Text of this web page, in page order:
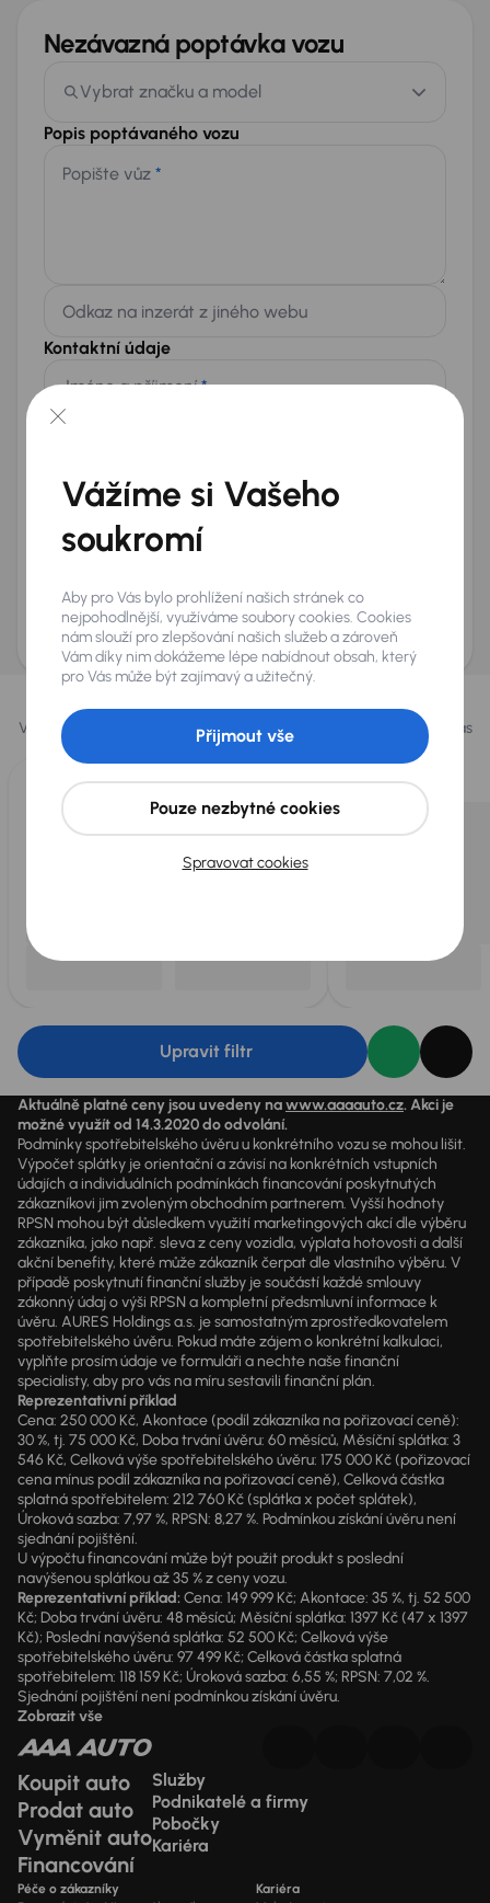
Nezávazná poptávka vozu
Vybrat značku a model
Popis poptávaného vozu
Popište vůz *
Odkaz na inzerát z jiného webu
Kontaktní údaje
Jméno a příjmení*
+420
E-mail*
Přeji si dostávat informace o atraktivních slevových
nabídkách
AURES Holdings a.s., se sídlem Dopraváků 874/15, Čimice, 184 00 Praha 8 bude
uchovávat a zpracovávat vaše osobní údaje v souladu se zásadami ochrany a
zpracováníosobních údajů.
Vybrali jsme pro vás
Vybíráme pro vás ty nejlepší vozy
z naší nabídky. Každý den pro vás
vykoupíme až 400 vozů
Upravit filtr
Aktuálně platné ceny jsou uvedeny nawww.aaaauto.cz. Akci je
možné využít od 14.3.2020 do odvolání.
Podmínky spotřebitelského úvěru u konkrétního vozu se mohou lišit.
Výpočet splátky je orientační a závisí na konkrétních vstupních
údajích a individuálních podmínkách financování poskytnutých
zákazníkovi jim zvoleným obchodním partnerem. Vyšší hodnoty
RPSN mohou být důsledkem využití marketingových akcí dle výběru
zákazníka, jako např. sleva z ceny vozidla, výplata hotovosti a další
akční benefity, které může zákazník čerpat dle vlastního výběru. V
případě poskytnutí finanční služby je součástí každé smlouvy
zákonný údaj o výši RPSN a kompletní předsmluvní informace k
úvěru. AURES Holdings a.s. je samostatným zprostředkovatelem
spotřebitelského úvěru. Pokud máte zájem o konkrétní kalkulaci,
vyplňte prosím údaje ve formuláři a nechte naše finanční
specialisty, aby pro vás na míru sestavili finanční plán.
Reprezentativní příklad
Cena: 250 000 Kč, Akontace (podíl zákazníka na pořizovací ceně):
30 %, tj. 75 000 Kč, Doba trvání úvěru: 60 měsíců, Měsíční splátka: 3
546 Kč, Celková výše spotřebitelského úvěru: 175 000 Kč (pořizovací
cena mínus podíl zákazníka na pořizovací ceně), Celková částka
splatná spotřebitelem: 212 760 Kč (splátka x počet splátek),
Úroková sazba: 7,97 %, RPSN: 8,27 %. Podmínkou získání úvěru není
sjednání pojištění.
U výpočtu financování může být použit produkt s poslední
navýšenou splátkou až 35 % z ceny vozu.
Reprezentativní příklad:Cena: 149 999 Kč; Akontace: 35 %, tj. 52 500
Kč; Doba trvání úvěru: 48 měsíců; Měsíční splátka: 1397 Kč (47 x 1397
Kč); Poslední navýšená splátka: 52 500 Kč; Celková výše
spotřebitelského úvěru: 97 499 Kč; Celková částka splatná
spotřebitelem: 118 159 Kč; Úroková sazba: 6,55 %; RPSN: 7,02 %.
Sjednání pojištění není podmínkou získání úvěru.
Zobrazit vše
Koupit auto
Prodat auto
Vyměnit auto
Financování
Služby
Podnikatelé a firmy
Pobočky
Kariéra
Péče o zákazníky Kariéra
Vážíme si Vašeho
soukromí
Aby pro Vás bylo prohlížení našich stránek co
nejpohodlnější, využíváme soubory cookies. Cookies
nám slouží pro zlepšování našich služeb a zároveň
Vám díky nim dokážeme lépe nabídnout obsah, který
pro Vás může být zajímavý a užitečný.
Spravovat cookies
Pouze nezbytné cookies
Přijmout vše